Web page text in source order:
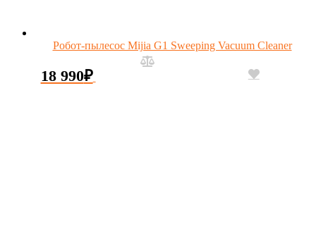
Робот-пылесос Mijia G1 Sweeping Vacuum Cleaner
18 990₽